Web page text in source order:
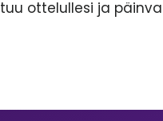
ottelullesi ja